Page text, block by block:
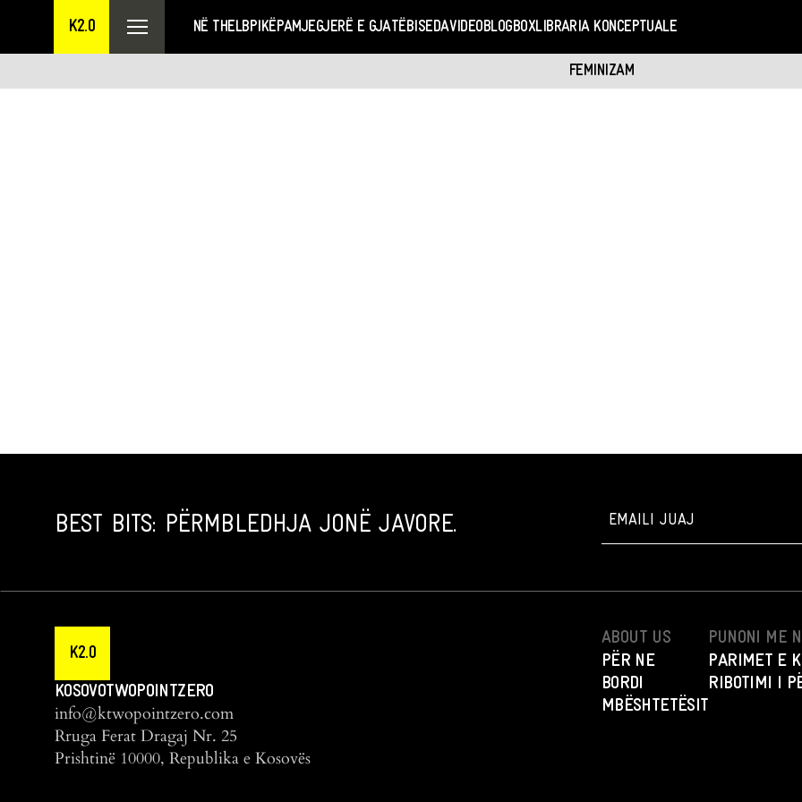
K2.0 NË THELBPIKËPAMJEGJERË E GJATËBISEDAVIDEOBLOGBOXLIBRARIA KONCEPTUALE
FEMINIZAM
BEST BITS: PËRMBLEDHJA JONË JAVORE.
K2.0
KOSOVOTWOPOINTZERO
info@ktwopointzero.com
Rruga Ferat Dragaj Nr. 25
Prishtinë 10000, Republika e Kosovës
ABOUT US
PËR NE
BORDI
MBËSHTETËSIT
PUNONI ME
PARIMET E
RIBOTIMI I